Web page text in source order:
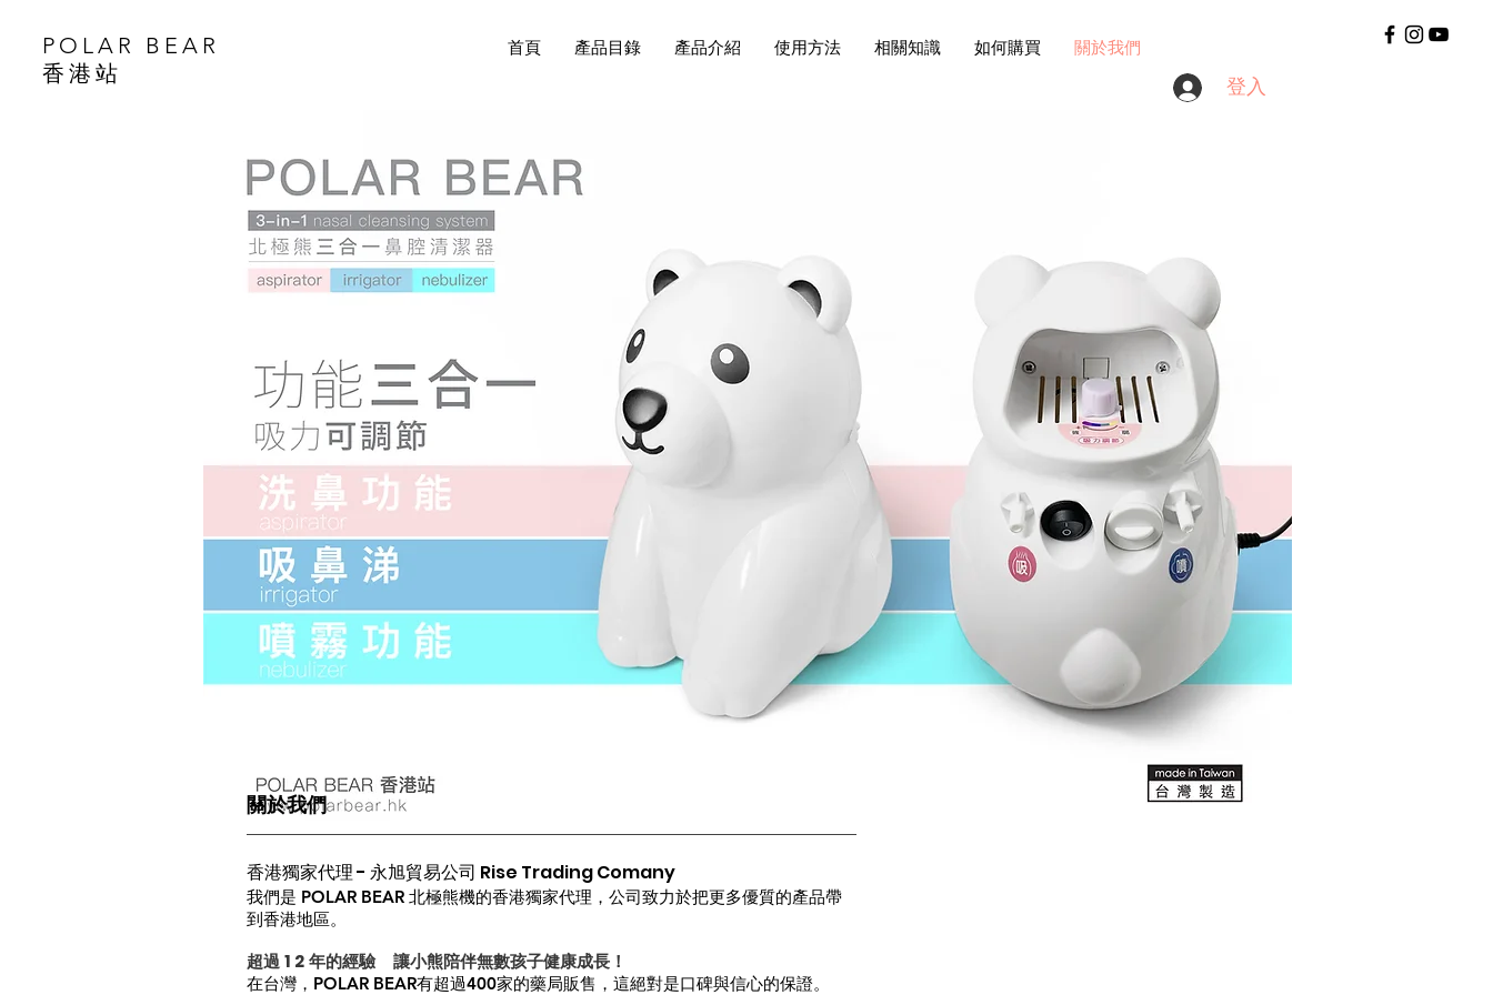
POLAR BEAR
香港站
首頁 產品目錄 產品介紹 使用方法 相關知識 如何購買 關於我們
登入
​關於我們
香港獨家代理 - 永旭貿易公司 Rise Trading Comany
我們是 POLAR BEAR 北極熊機的香港獨家代理，公司致力於把更多優質的產品帶
到香港地區。
在台灣，POLAR BEAR有超過400家的藥局販售，這絕對是口碑與信心的保證。
超過1 2年的經驗 讓小熊陪伴無數孩子健康成長！